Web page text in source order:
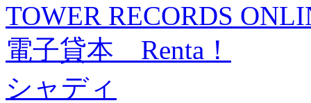
TOWER RECORDS
電子貸本 Renta！
シャディ